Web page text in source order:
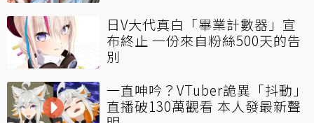
日V大代真白「畢業計數器」宣
布終止 一份來自粉絲500天的告
別
一直呻吟？VTuber詭異「抖動」
直播破130萬觀看 本人發最新聲